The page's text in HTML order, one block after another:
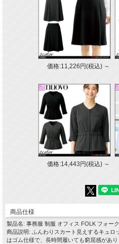
■素材
セオアルファ（ポリエステル100%）
■特徴
・後ろゴム仕様
・左脇ファスナー
・ホームクリーニング
・生地厚2
※取り寄せ商品、在庫有無、納期後日連絡
価格:11,226円(税込)～
価格:14,443円(税込)～
商品仕様
製品名: 事務服 制服 オフィス FOLK フォー
商品説明: ふんわりスカート見えするキュロ
はゴム仕様で、長時間履いても窮屈感があ